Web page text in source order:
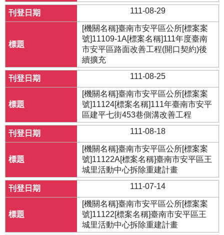
111-08-29
[機關名稱]臺南市安平區公所[標案案
號]11109-1A[標案名稱]111年度臺南
市安平區路面改善工程(開口契約)後
續擴充
111-08-25
[機關名稱]臺南市安平區公所[標案案
號]11124[標案名稱]111年臺南市安平
區建平七街453巷側溝改善工程
111-08-18
[機關名稱]臺南市安平區公所[標案案
號]11122A[標案名稱]臺南市安平區王
城里活動中心拆除重建計畫
111-07-14
[機關名稱]臺南市安平區公所[標案案
號]11122[標案名稱]臺南市安平區王
城里活動中心拆除重建計畫